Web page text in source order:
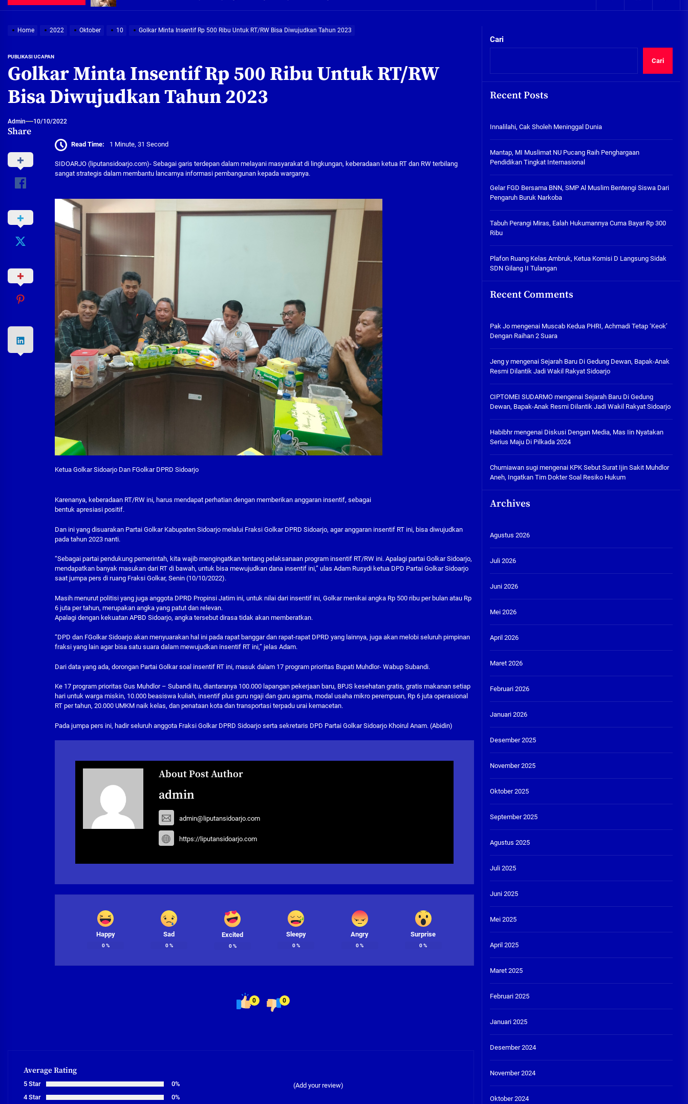
SDN Gilang II Tulangan
Mantap, MI Muslimat NU
Pucang Raih Penghargaan
Pendidikan Tingkat
Internasional
06/08/2026
Gelar FGD Bersama BNN, SMP Al
Muslim Bentengi Siswa Dari
05/08/2026
Hukumannya Cuma Bayar Rp
300 Ribu
Plafon Ruang Kelas Ambruk,
Ketua Komisi D Langsung Sidak
05/08/2026
Pembebasan Lahan Hampir Rampung, Pembangunan Fly over Gedangan Semakin Dekat
Terima aduan warga, Komisi A cari solusi masalah warga Seketi dan Urangagung
Home 2022 Oktober 10 Golkar Minta Insentif Rp 500 Ribu Untuk RT/RW Bisa Diwujudkan Tahun 2023
PUBLIKASI UCAPAN
Golkar Minta Insentif Rp 500 Ribu Untuk RT/RW
Bisa Diwujudkan Tahun 2023
Admin 10/10/2022
Share
Read Time: 1 Minute, 31 Second
SIDOARJO (liputansidoarjo.com)- Sebagai garis terdepan dalam melayani masyarakat di lingkungan, keberadaan ketua RT dan RW terbilang
sangat strategis dalam membantu lancarnya informasi pembangunan kepada warganya.
Ketua Golkar Sidoarjo Dan FGolkar DPRD Sidoarjo
Karenanya, keberadaan RT/RW ini, harus mendapat perhatian dengan memberikan anggaran insentif, sebagai
bentuk apresiasi positif.
Dan ini yang disuarakan Partai Golkar Kabupaten Sidoarjo melalui Fraksi Golkar DPRD Sidoarjo, agar anggaran insentif RT ini, bisa diwujudkan
pada tahun 2023 nanti.
“Sebagai partai pendukung pemerintah, kita wajib mengingatkan tentang pelaksanaan program insentif RT/RW ini. Apalagi partai Golkar Sidoarjo,
mendapatkan banyak masukan dari RT di bawah, untuk bisa mewujudkan dana insentif ini,” ulas Adam Rusydi ketua DPD Partai Golkar Sidoarjo
saat jumpa pers di ruang Fraksi Golkar, Senin (10/10/2022).
Masih menurut politisi yang juga anggota DPRD Propinsi Jatim ini, untuk nilai dari insentif ini, Golkar menikai angka Rp 500 ribu per bulan atau Rp
6 juta per tahun, merupakan angka yang patut dan relevan.
Apalagi dengan kekuatan APBD Sidoarjo, angka tersebut dirasa tidak akan memberatkan.
“DPD dan FGolkar Sidoarjo akan menyuarakan hal ini pada rapat banggar dan rapat-rapat DPRD yang lainnya, juga akan melobi seluruh pimpinan
fraksi yang lain agar bisa satu suara dalam mewujudkan insentif RT ini,” jelas Adam.
Dari data yang ada, dorongan Partai Golkar soal insentif RT ini, masuk dalam 17 program prioritas Bupati Muhdlor- Wabup Subandi.
Ke 17 program prioritas Gus Muhdlor – Subandi itu, diantaranya 100.000 lapangan pekerjaan baru, BPJS kesehatan gratis, gratis makanan setiap
hari untuk warga miskin, 10.000 beasiswa kuliah, insentif plus guru ngaji dan guru agama, modal usaha mikro perempuan, Rp 6 juta operasional
RT per tahun, 20.000 UMKM naik kelas, dan penataan kota dan transportasi terpadu urai kemacetan.
Pada jumpa pers ini, hadir seluruh anggota Fraksi Golkar DPRD Sidoarjo serta sekretaris DPD Partai Golkar Sidoarjo Khoirul Anam. (Abidin)
About Post Author
admin
admin@liputansidoarjo.com
https://liputansidoarjo.com
Happy
0%
Sad
0%
Excited
0%
Sleepy
0%
Angry
0%
Surprise
0%
0 0
Average Rating
5 Star
0%
4 Star
0%
(Add your review)
Cari
Cari
Recent Posts
Innalilahi, Cak Sholeh Meninggal Dunia
Mantap, MI Muslimat NU Pucang Raih Penghargaan
Pendidikan Tingkat Internasional
Gelar FGD Bersama BNN, SMP Al Muslim Bentengi Siswa Dari
Pengaruh Buruk Narkoba
Tabuh Perangi Miras, Ealah Hukumannya Cuma Bayar Rp 300
Ribu
Plafon Ruang Kelas Ambruk, Ketua Komisi D Langsung Sidak
SDN Gilang II Tulangan
Recent Comments
Pak Jomengenai Muscab Kedua PHRI, Achmadi Tetap ‘Keok’
Dengan Raihan 2 Suara
Jeng ymengenai Sejarah Baru Di Gedung Dewan, Bapak-Anak
Resmi Dilantik Jadi Wakil Rakyat Sidoarjo
CIPTOMEI SUDARMOmengenai Sejarah Baru Di Gedung
Dewan, Bapak-Anak Resmi Dilantik Jadi Wakil Rakyat Sidoarjo
Habibhrmengenai Diskusi Dengan Media, Mas Iin Nyatakan
Serius Maju Di Pilkada 2024
Churniawan sugimengenai KPK Sebut Surat Ijin Sakit Muhdlor
Aneh, Ingatkan Tim Dokter Soal Resiko Hukum
Archives
Agustus 2026
Juli 2026
Juni 2026
Mei 2026
April 2026
Maret 2026
Februari 2026
Januari 2026
Desember 2025
November 2025
Oktober 2025
September 2025
Agustus 2025
Juli 2025
Juni 2025
Mei 2025
April 2025
Maret 2025
Februari 2025
Januari 2025
Desember 2024
November 2024
Oktober 2024